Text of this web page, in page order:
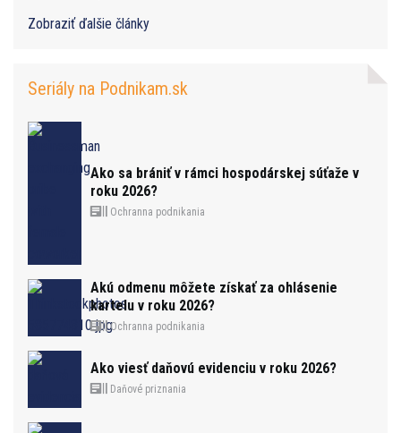
Zobraziť ďalšie články
Seriály na Podnikam.sk
Ako sa brániť v rámci hospodárskej súťaže v
roku 2026?
Ochranna podnikania
Akú odmenu môžete získať za ohlásenie
kartelu v roku 2026?
Ochranna podnikania
Ako viesť daňovú evidenciu v roku 2026?
Daňové priznania